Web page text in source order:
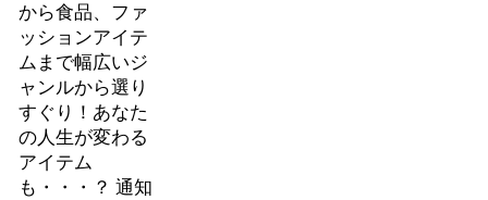
から食品、ファ
ッションアイテ
ムまで幅広いジ
ャンルから選り
すぐり！あなた
の人生が変わる
アイテム
も・・・？ 通知